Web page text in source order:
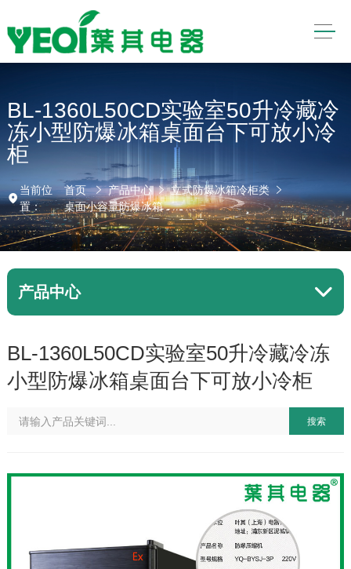
BL-1360L50CD实验室50升冷藏冷
冻小型防爆冰箱桌面台下可放小冷
柜
当前位
置：
首页 产品中心
立式防爆冰箱冷柜类
桌面小容量防爆冰箱
产品中心
BL-1360L50CD实验室50升冷藏冷冻
小型防爆冰箱桌面台下可放小冷柜
搜索